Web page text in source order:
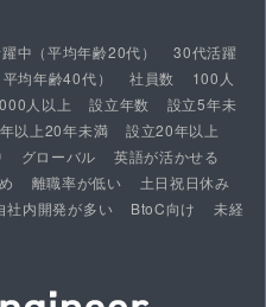
中（平均年齢20代）
30代活躍
均年齢40代） 社員数
100人
人以上 設立年数
設立5年未
以上20年未満
設立20年以上
グローバル
英語が活かせる
離職率が低い
土日祝日休み
社内開発が多い BtoC向け
未経